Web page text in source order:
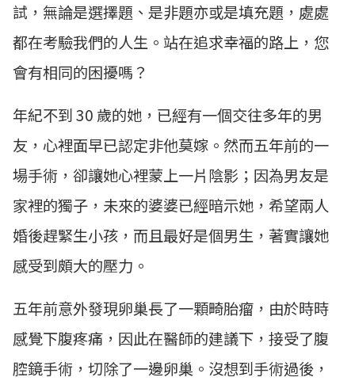
試，無論是選擇題、是非題亦或是填充題，處處
都在考驗我們的人生。站在追求幸福的路上，您
會有相同的困擾嗎？
年紀不到 30 歲的她，已經有一個交往多年的男
友，心裡面早已認定非他莫嫁。然而五年前的一
場手術，卻讓她心裡蒙上一片陰影；因為男友是
家裡的獨子，未來的婆婆已經暗示她，希望兩人
婚後趕緊生小孩，而且最好是個男生，著實讓她
感受到頗大的壓力。
五年前意外發現卵巢長了一顆畸胎瘤，由於時時
感覺下腹疼痛，因此在醫師的建議下，接受了腹
腔鏡手術，切除了一邊卵巢。沒想到手術過後，